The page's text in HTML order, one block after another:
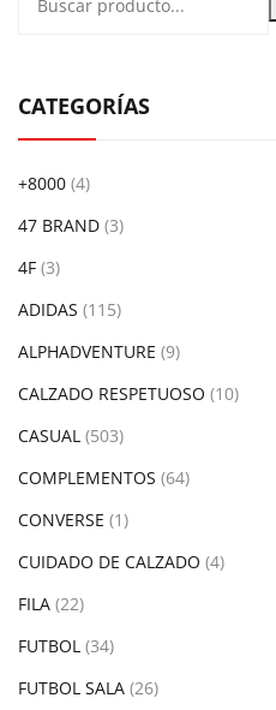
CATEGORÍAS
+8000 (4)
47 BRAND (3)
4F (3)
ADIDAS (115)
ALPHADVENTURE (9)
CALZADO RESPETUOSO (10)
CASUAL (503)
COMPLEMENTOS (64)
CONVERSE (1)
CUIDADO DE CALZADO (4)
FILA (22)
FUTBOL (34)
FUTBOL SALA (26)